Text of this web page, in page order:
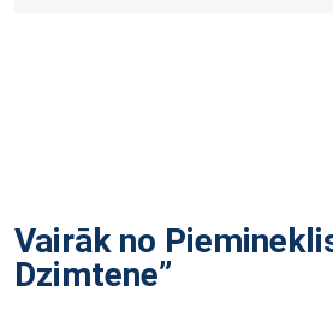
Vairāk no
Dzimtene”